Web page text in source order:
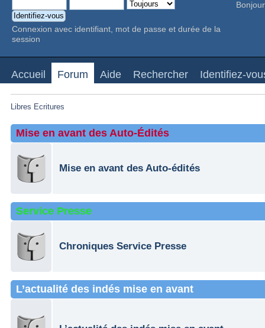
Connexion avec identifiant, mot de passe et durée de la
session
Accueil Forum Aide Rechercher Identifiez-
Libres Ecritures
Mise en avant des Auto-Édités
Mise en avant des Auto-édités
Service Presse
Chroniques Service Presse
L’actualité des indés mise en avant